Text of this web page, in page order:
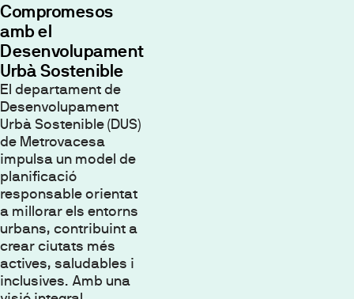
Compromesos
amb el
Desenvolupament
Urbà Sostenible
El departament de
Desenvolupament
Urbà Sostenible (DUS)
de Metrovacesa
impulsa un model de
planificació
responsable orientat
a millorar els entorns
urbans, contribuint a
crear ciutats més
actives, saludables i
inclusives. Amb una